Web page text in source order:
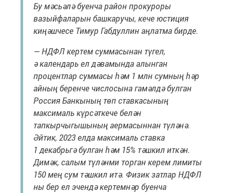
Бу мәсьәлә буенча район прокуроры
вазыйфаларын башкаручы, кече юстиция
киңәшчесе Тимур Габдуллин аңлатма бирде.
— НДФЛ кертем суммасынан түгел,
ә календарь ел дәвамында алынган
процентлар суммасы һәм 1 млн сумның һәр
айның беренче числосына гамәлдә булган
Россия Банкының төп ставкасының
максималь күрсәткече белән
тапкырчыгышының аермасыннан түләнә.
Әйтик, 2023 елда максималь ставка
1 декабрьгә булган һәм 15% тәшкил иткән.
Димәк, салым түләнми торган керем лимиты
150 мең сум тәшкил итә. Физик затлар НДФЛ
ны бер ел эчендә кертемнәр буенча